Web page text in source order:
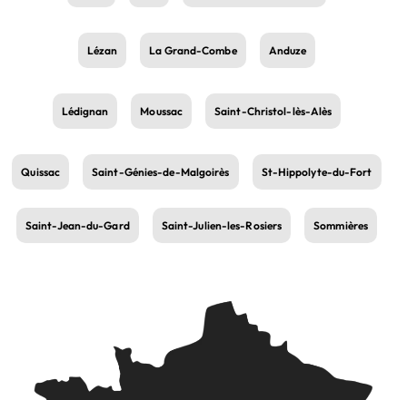
Lézan La Grand-Combe Anduze
Lédignan Moussac Saint-Christol-lès-Alès
Quissac Saint-Génies-de-Malgoirès St-Hippolyte-du-Fort
Saint-Jean-du-Gard Saint-Julien-les-Rosiers Sommières